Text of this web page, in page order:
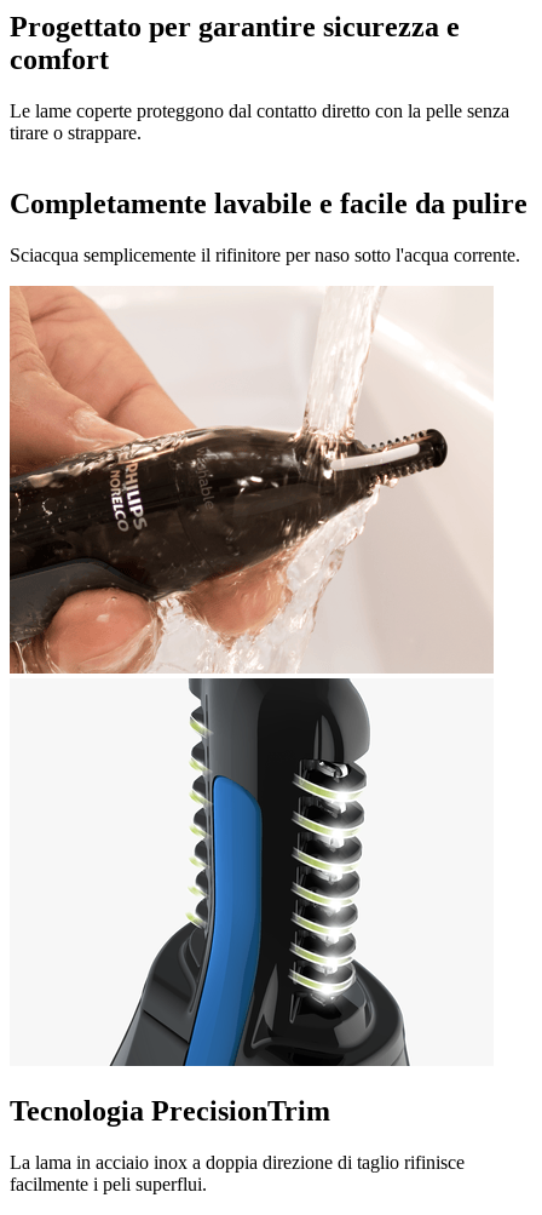
Progettato per garantire sicurezza e
comfort
Le lame coperte proteggono dal contatto diretto con la pelle senza
tirare o strappare.
Completamente lavabile e facile da pulire
Sciacqua semplicemente il rifinitore per naso sotto l'acqua corrente.
Tecnologia PrecisionTrim
La lama in acciaio inox a doppia direzione di taglio rifinisce
facilmente i peli superflui.